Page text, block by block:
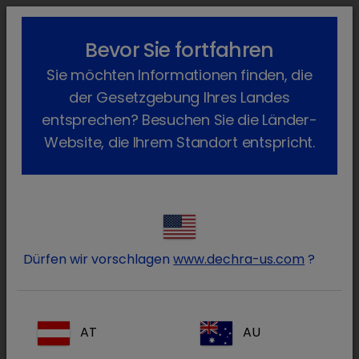
lock_outline search menu
Verschreibungspflichtig
Verschreibungspflichtig
(43 Produkte)
Alle
Verschreibungspflichtig
Artikelklasse / Verschreibungspflichtig
Bevor Sie fortfahren
Sie möchten Informationen finden, die
der Gesetzgebung Ihres Landes
entsprechen? Besuchen Sie die Länder-
Website, die Ihrem Standort entspricht.
Dürfen wir vorschlagenwww.dechra-us.com ?
AT AU